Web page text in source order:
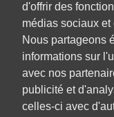
d'offrir des
médias sociaux et
Nous partageons
informations sur
avec nos
publicité et
celles-ci avec